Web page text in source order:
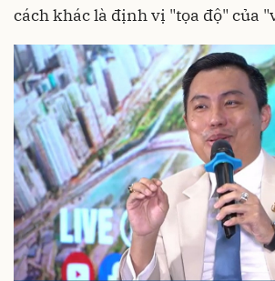
cách khác là định vị "tọa độ" của